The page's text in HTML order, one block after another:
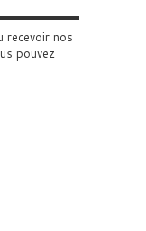
recevoir nos
pouvez